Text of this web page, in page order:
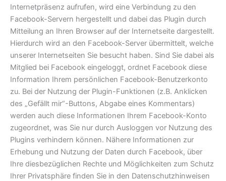
Internetpräsenz aufrufen, wird eine Verbindung zu den
Facebook-Servern hergestellt und dabei das Plugin durch
Mitteilung an Ihren Browser auf der Internetseite dargestellt.
Hierdurch wird an den Facebook-Server übermittelt, welche
unserer Internetseiten Sie besucht haben. Sind Sie dabei als
Mitglied bei Facebook eingeloggt, ordnet Facebook diese
Information Ihrem persönlichen Facebook-Benutzerkonto
zu. Bei der Nutzung der Plugin-Funktionen (z.B. Anklicken
des „Gefällt mir“-Buttons, Abgabe eines Kommentars)
werden auch diese Informationen Ihrem Facebook-Konto
zugeordnet, was Sie nur durch Ausloggen vor Nutzung des
Plugins verhindern können. Nähere Informationen zur
Erhebung und Nutzung der Daten durch Facebook, über
Ihre diesbezüglichen Rechte und Möglichkeiten zum Schutz
Ihrer Privatsphäre finden Sie in den Datenschutzhinweisen